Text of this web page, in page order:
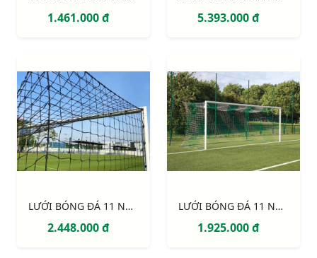
1.461.000 đ 5.393.000 đ
LƯỚI BÓNG ĐÁ 11 NGƯỜI S12863W
2.448.000 đ
LƯỚI BÓNG ĐÁ 11 NGƯỜI S12861W
1.925.000 đ